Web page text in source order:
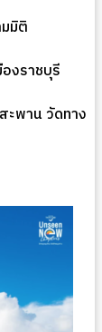
มิติ
งราชบุรี
ะพาน วัดทาง